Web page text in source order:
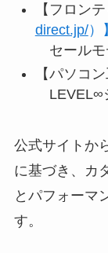
【フロン
direct.jp/）】
セールモ
【パソコ
LEVEL∞
公式サイトか
に基づき、カ
とパフォーマ
す。